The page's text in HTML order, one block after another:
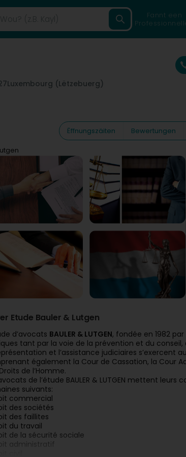
Fannt een
Luxembourg (Lëtzebuerg)
Ëffnungszäiten Bewertungen
Etude Bauler & Lutgen
d’avocats BAULER & LUTGEN, fondée en 1982
tant par la voie de la prévention et du
et l’assistance judiciaires s’exercent
également la Cour de Cassation, la Cour
de l’Homme.
de l’étude BAULER & LUTGEN mettent
suivants:
commercial
des sociétés
des faillites
du travail
de la sécurité sociale
administratif